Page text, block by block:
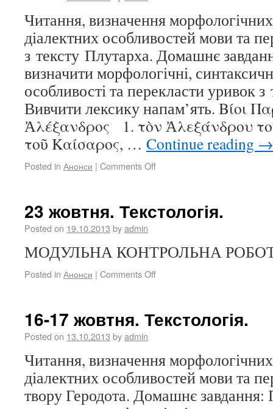
Читання, визначення
діалектних особливостей мови та
з тексту Плутарха. Домашнє
визначити морфологічні,
особливості та перекласти уривок
Вивчити лексику напам’ять. Βίοι
Ἀλέξανδρος 1. τὸν Ἀλεξάνδρου
τοῦ Καίσαρος, … Continue reading →
Posted in Анонси | Comments Off
23 жовтня. Текстологія.
Posted on 19.10.2013 byadmin
МОДУЛЬНА КОНТРОЛЬНА
Posted in Анонси | Comments Off
16-17 жовтня. Текстологія.
Posted on 13.10.2013 byadmin
Читання, визначення
діалектних особливостей мови та
твору Геродота. Домашнє завдання: